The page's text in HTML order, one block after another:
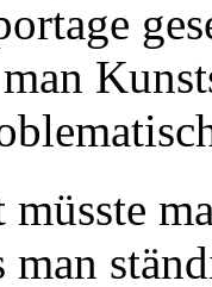
müsste
man